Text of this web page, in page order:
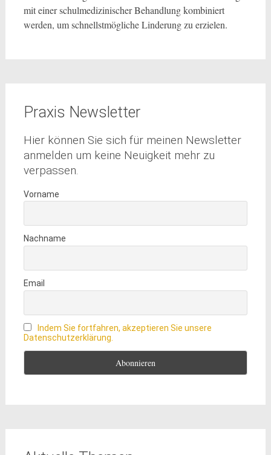
mit einer schulmedizinischer Behandlung kombiniert
werden, um schnellstmögliche Linderung zu erzielen.
Praxis Newsletter
Hier können Sie sich für meinen Newsletter
anmelden um keine Neuigkeit mehr zu
verpassen.
Vorname
Nachname
Email
Indem Sie fortfahren, akzeptieren Sie unsere
Datenschutzerklärung.